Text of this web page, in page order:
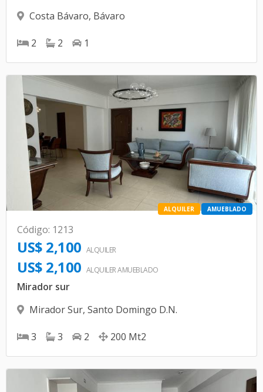
Costa Bávaro, Bávaro
2 2 1
ALQUILER AMUEBLADO
Código: 1213
US$ 2,100 ALQUILER
US$ 2,100 ALQUILERAMUEBLADO
Mirador sur
Mirador Sur, Santo Domingo D.N.
3 3 2 200 Mt2